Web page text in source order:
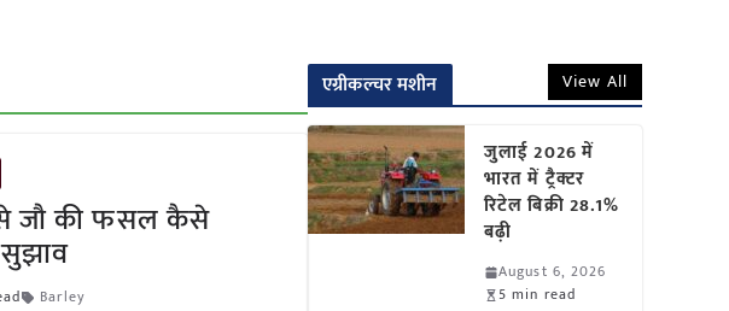
जौ की फसल कैसे
Barley
एग्रीकल्चर मशीन View All
जुलाई 2026 में
भारत में ट्रैक्टर
रिटेल बिक्री 28.1%
बढ़ी
August 6, 2026
5 min read